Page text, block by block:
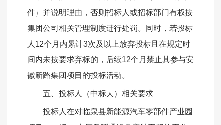
件）并说明理由，否则招标人或招标部门有权按
集团公司相关管理制度进行处罚。同时，若投标
人 12个月内累计3次及以上放弃投标且在规定时
间内未按要求弃标的，后续12个月禁止其参与安
徽新路集团项目的投标活动。
五、投标人（中标人）相关要求
投标人在对临泉县新能源汽车零部件产业园